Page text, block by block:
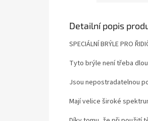
Detailní popis
SPECIÁLNÍ BRÝLE PRO
Tyto brýle není třeba
Jsou nepostradatelnou
Mají velice široké